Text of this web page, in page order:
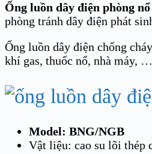
Ống luồn dây điện phòng
phòng tránh dây điện phát
Ống luồn dây điện chống
khí gas, thuốc nổ, nhà máy, …
Model: BNG/NGB
Vật liệu: cao su lõi thép